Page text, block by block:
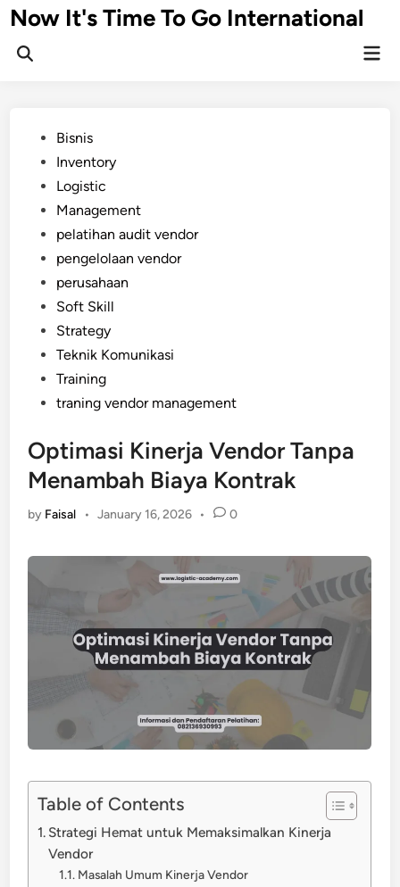
Skip
to
content
Now It's Time To Go International
PostedBisnis
Inventory
Logistic
Management
pelatihan audit vendor
pengelolaan vendor
perusahaan
Soft Skill
Strategy
Teknik Komunikasi
Training
traning vendor management
Optimasi Kinerja Vendor Tanpa
Menambah Biaya Kontrak
by Faisal • January 16, 2026 • 0
Table of Contents
Strategi Hemat untuk Memaksimalkan Kinerja
Vendor
Masalah Umum Kinerja Vendor